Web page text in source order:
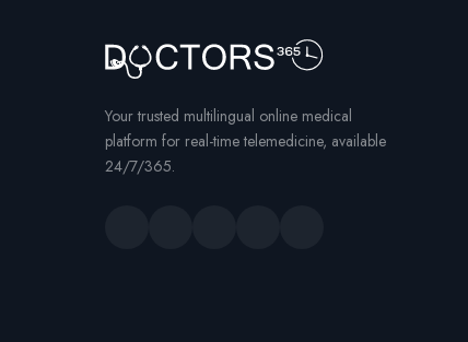
Your trusted multilingual online medical
platform for real-time telemedicine, available
24/7/365.